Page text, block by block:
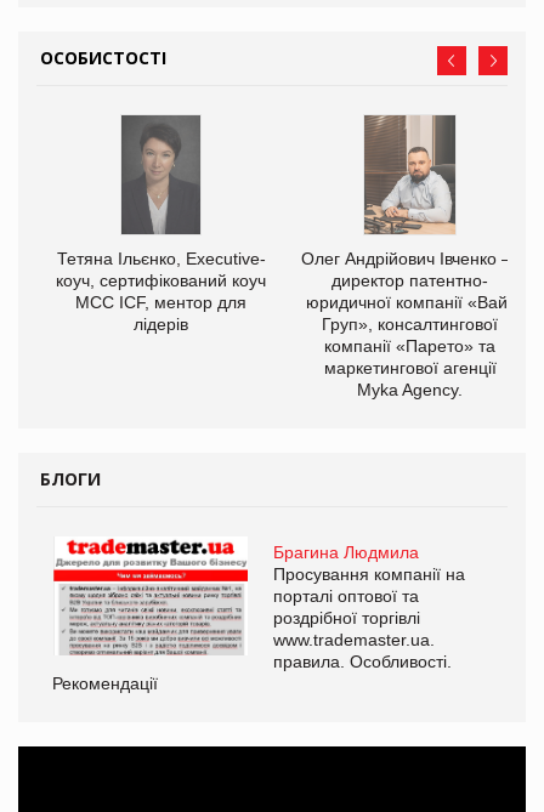
ОСОБИСТОСТІ
Тетяна Ільєнко, Executive-
коуч, сертифікований коуч
МСС ICF, ментор для
лідерів
Олег Андрійович Івченко —
директор патентно-
юридичної компанії «Вайз
Груп», консалтингової
компанії «Парето» та
маркетингової агенції
Myka Agency.
БЛОГИ
Брагина Людмила
Просування компанії на
порталі оптової та
роздрібної торгівлі
www.trademaster.ua.
правила. Особливості.
Рекомендації